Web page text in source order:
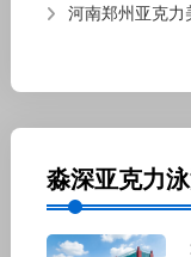
河南郑州亚克力
淼深亚克力